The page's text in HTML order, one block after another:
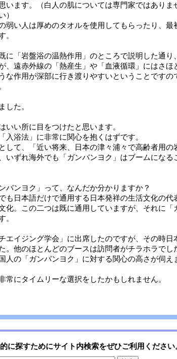
います。（白人の肌については専門家ではありま
）
弱い人は厚めのタオルを使用してもらったり、最
。
に「岩盤浴の温熱作用」のところで説明した通り
、遠赤外線の「熱産生」や「血液循環」にはさほ
な作用が深部に行き渡りやすいということですの
した。
いい所に目をつけたと思います。
浴法」に非常に関心を抱くはずです。
して、「近い将来、日本の津々浦々で高齢者用の
いずれ海外でも「ガンバンヨク」はブームになる
バンヨク」って、なんだか分かりますか？
も日本語だけで通用する日本発祥の生活文化の代
化。この二つは既に通用していますが、それに「
。
エイジング学会」に出席したのですが、その時日
。他のほとんどのブースは訪問者がチラホラでし
の「ガンバンヨク」に対する関心の高さが伺え
常にタイムリーな選択をしたかもしれません。
に探すためにサイト内検索をぜひご利用ください